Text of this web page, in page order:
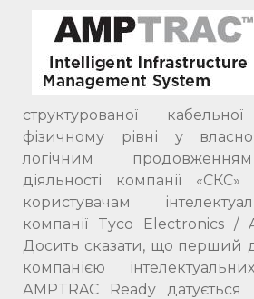
структурованої
фізичному рівні у
логічним продовженням
діяльності компанії
користувачам
компанії Tyco Electronics /
Досить сказати, що перший
компанією
АМРTRAC Ready